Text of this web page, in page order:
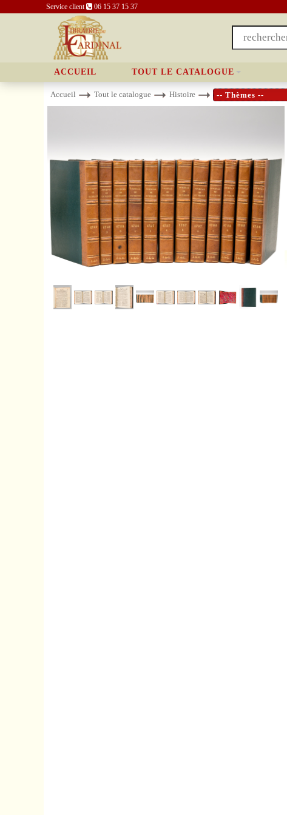
Service client 06 15 37 15 37
ACCUEIL TOUT LE CATALOGUE
Accueil Tout le catalogue Histoire